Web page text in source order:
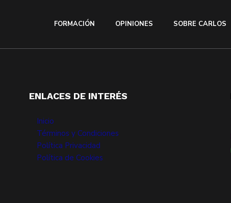
FORMACIÓN OPINIONES SOBRE CARLOS
ENLACES DE INTERÉS
Inicio
Términos y Condiciones
Política Privacidad
Política de Cookies